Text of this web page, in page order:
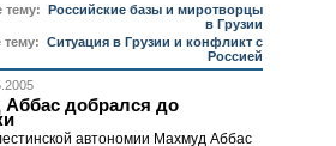
тему: Российские базы и миротворцы
в Грузии
тему: Ситуация в Грузии и конфликт с
Россией
Аббас добрался до
автономии Махмуд Аббас